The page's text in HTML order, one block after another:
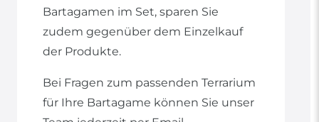
Bartagamen im Set, sparen Sie
zudem gegenüber dem Einzelkauf
der Produkte.
Bei Fragen zum passenden Terrarium
für Ihre Bartagame können Sie unser